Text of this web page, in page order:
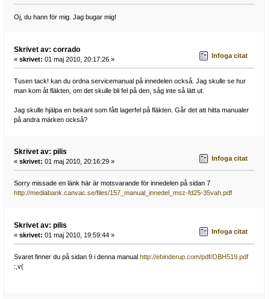
Oj, du hann för mig. Jag bugar mig!
Skrivet av: corrado
« skrivet: 01 maj 2010, 20:17:26 » Infoga citat
Tusen tack! kan du ordna servicemanual på innedelen också. Jag skulle se hur
man kom åt fläkten, om det skulle bli fel på den, såg inte så lätt ut.
Jag skulle hjälpa en bekant som fått lagerfel på fläkten. Går det att hitta manualer
på andra märken också?
Skrivet av: pilis
« skrivet: 01 maj 2010, 20:16:29 » Infoga citat
Sorry missade en länk här är motsvarande för innedelen på sidan 7
http://mediabank.canvac.se/files/157_manual_innedel_msz-fd25-35vah.pdf
Skrivet av: pilis
« skrivet: 01 maj 2010, 19:59:44 » Infoga citat
Svaret finner du på sidan 9 i denna manual http://ebinderup.com/pdf/OBH519.pdf
:,v(